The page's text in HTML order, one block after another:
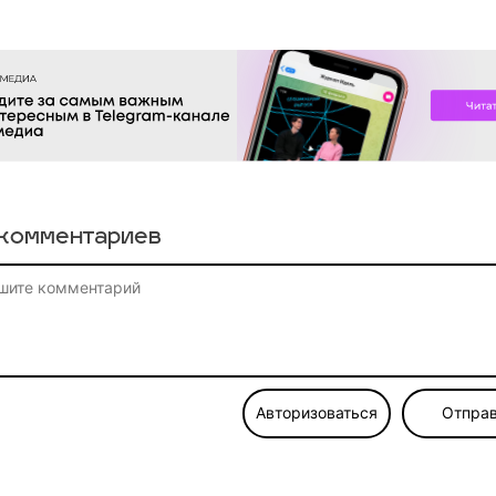
Авторизоваться